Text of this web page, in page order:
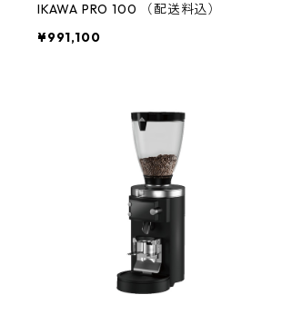
IKAWA PRO 100 （配送料込）
¥991,100